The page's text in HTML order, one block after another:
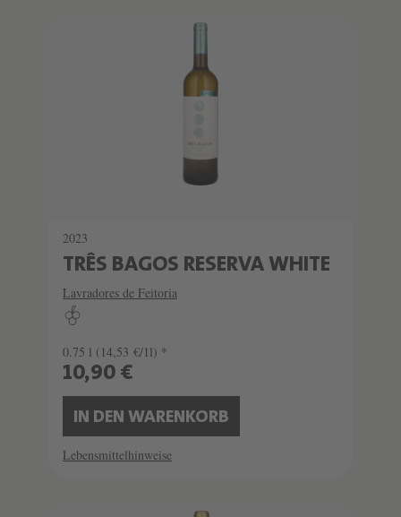
2023
TRÊS BAGOS RESERVA WHITE
Lavradores de Feitoria
0.75 l (14,53 €/1l) *
10,90 €
IN DEN WARENKORB
Lebensmittelhinweise